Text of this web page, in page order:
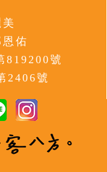
佑
819200號
2406號